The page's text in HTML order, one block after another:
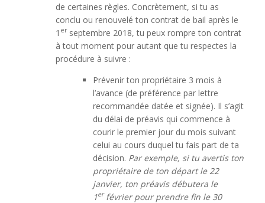
de certaines règles. Concrètement, si tu as
conclu ou renouvelé ton contrat de bail après le
1 erseptembre 2018, tu peux rompre ton contrat
à tout moment pour autant que tu respectes la
procédure à suivre :
Prévenir ton propriétaire 3 mois à
l’avance (de préférence par lettre
recommandée datée et signée). Il s’agit
du délai de préavis qui commence à
courir le premier jour du mois suivant
celui au cours duquel tu fais part de ta
décision. Par exemple, si tu avertis ton
propriétaire de ton départ le 22
janvier, ton préavis débutera le
1erfévrier pour prendre fin le 30